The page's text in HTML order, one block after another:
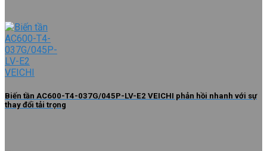
Biến tần AC600-T4-037G/045P-LV-E2 VEICHI phản hồi nhanh với sự
thay đổi tải trọng